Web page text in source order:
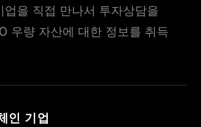
업을 직접 만나서 투자상담을
우량 자산에 대한 정보를 취득
인 기업